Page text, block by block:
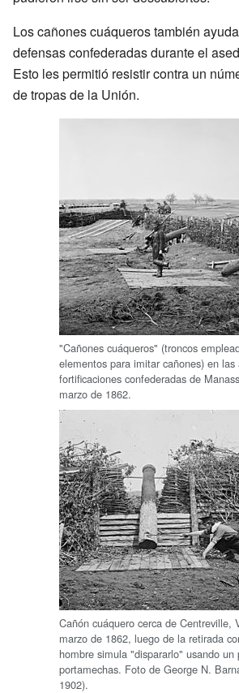
Los cañones cuáqueros también
defensas confederadas durante el
Esto les permitió resistir contra un
de tropas de la Unión.
"Cañones cuáqueros" (troncos
elementos para imitar cañones) en las
fortificaciones confederadas de
marzo de 1862.
Cañón cuáquero cerca de Centreville,
marzo de 1862, luego de la retirada
hombre simula "dispararlo" usando un
portamechas. Foto de George N.
1902).